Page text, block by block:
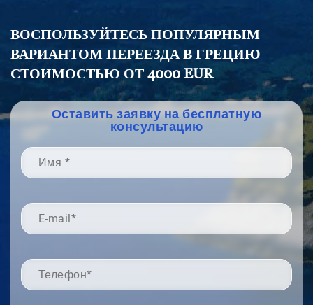
ВОСПОЛЬЗУЙТЕСЬ ПОПУЛЯРНЫМ
ВАРИАНТОМ ПЕРЕЕЗДА В ГРЕЦИЮ
СТОИМОСТЬЮ ОТ 4000 EUR
Оставить заявку на бесплатную
консультацию